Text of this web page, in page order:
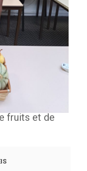
fruits et de